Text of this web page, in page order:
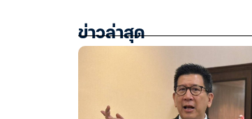
ข่าวล่าสุด